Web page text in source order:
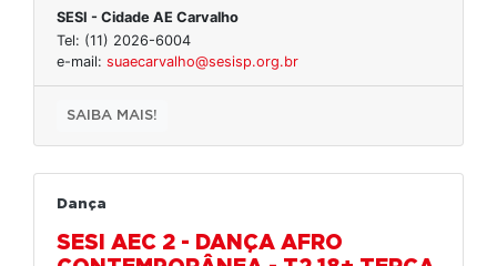
SESI - Cidade AE Carvalho
Tel: (11) 2026-6004
e-mail: suaecarvalho@sesisp.org.br
SAIBA MAIS!
Dança
SESI AEC 2 - DANÇA AFRO